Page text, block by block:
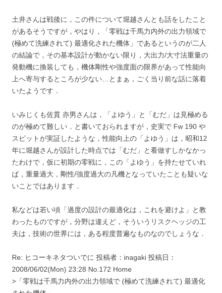
土井さんは戦後に，この件について堀越さんとも話をしたこと
があるそうですが，やはり，「零戦は千馬力内外の出力領域で
(極めて洗練されて) 最適化された機体」であるというのが二人
の結論で，その基本設計が動かない限り，大出力/大寸法重量の
発動機に換装しても，機体剛性や強度面の限界があって性能向
上へ寄与するところが少ない…とまぁ，ごく当り前な話に落着
いたようです．
いみじくも佐貫 亦男さんは，「よゆう」と「むだ」は見極める
のが極めて難しい．と書いておられますが，史実で Fw 190 や
スピットが実証したような，性能向上の「よゆう」は，昭和12
年に堀越さんが設計した時点では「むだ」と看做すしかなかっ
たわけで，仮に初期の零戦に，この「よゆう」を持たせていれ
ば，重量過大，剛性/強度過大の凡機となっていたことも疑いな
いことではあります．
私などは若い頃「過度の設計の最適化は，これを避けよ」と教
わったものですが，分野は違えど，そういうリスクヘッジの工
夫は，技術の世界には，ある程度普遍なものなのでしょうな．
Re: ヒコーキネタついでに 投稿者：inagaki 投稿日：
2008/06/02(Mon) 23:28 No.172 Home
>「零戦は千馬力内外の出力領域で (極めて洗練されて) 最適化